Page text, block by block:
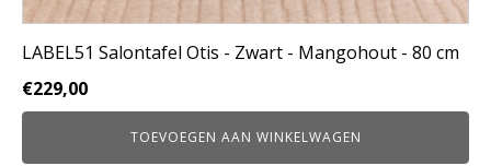
LABEL51 Salontafel Otis - Zwart - Mangohout - 80 cm
€229,00
TOEVOEGEN AAN WINKELWAGEN